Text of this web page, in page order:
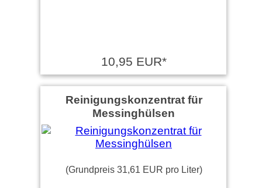
10,95 EUR*
Reinigungskonzentrat für
Messinghülsen
(Grundpreis 31,61 EUR pro Liter)